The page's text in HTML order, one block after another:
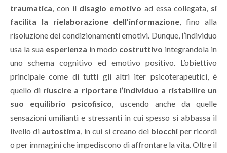
traumatica, con il disagio emotivo ad essa collegata, si
facilita la rielaborazione dell’informazione, fino alla
risoluzione dei condizionamenti emotivi. Dunque, l’individuo
usa la sua esperienza in modo costruttivo integrandola in
uno schema cognitivo ed emotivo positivo. L’obiettivo
principale come di tutti gli altri iter psicoterapeutici, è
quello di riuscire a riportare l’individuo a ristabilire un
suo equilibrio psicofisico, uscendo anche da quelle
sensazioni umilianti e stressanti in cui spesso si abbassa il
livello di autostima, in cui si creano dei blocchiper ricordi
o per immagini che impediscono di affrontare la vita. Oltre il